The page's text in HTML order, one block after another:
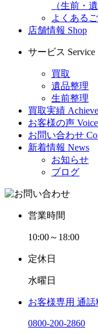
（生前・
よくある
店舗情報 Shop
サービス Service
買取
遺品整理
生前整理
買取実績
お客様の声 Voice
お問い合わせ
新着情報 News
お知らせ
ブログ
営業時間
10:00～18:00
定休日
水曜日
お客様専用 通話
0800-200-2860